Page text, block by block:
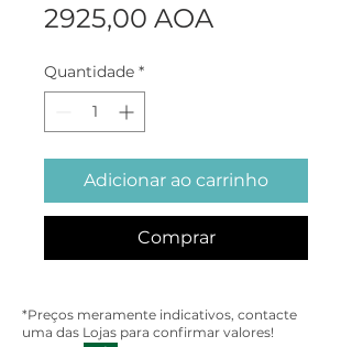
2925,00 AOA
Quantidade *
Adicionar ao carrinho
Comprar
*Preços meramente indicativos, contacte
uma das Lojas para confirmar valores!